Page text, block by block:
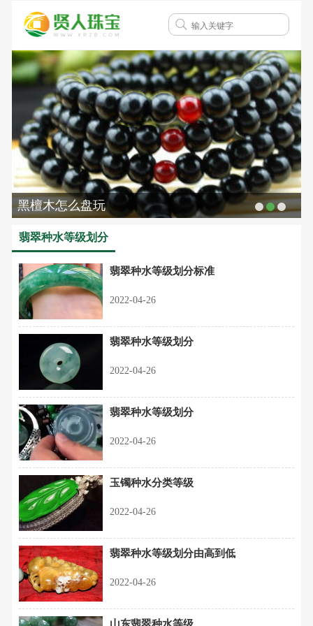
黑檀木怎么盘玩
翡翠种水等级划分
翡翠种水等级划分标准
2022-04-26
翡翠种水等级划分
2022-04-26
翡翠种水等级划分
2022-04-26
玉镯种水分类等级
2022-04-26
翡翠种水等级划分由高到低
2022-04-26